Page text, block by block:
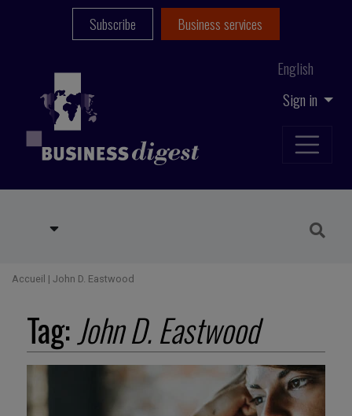
Sign in
English
Subscribe Business services
Accueil | John D. Eastwood
Tag:John D. Eastwood